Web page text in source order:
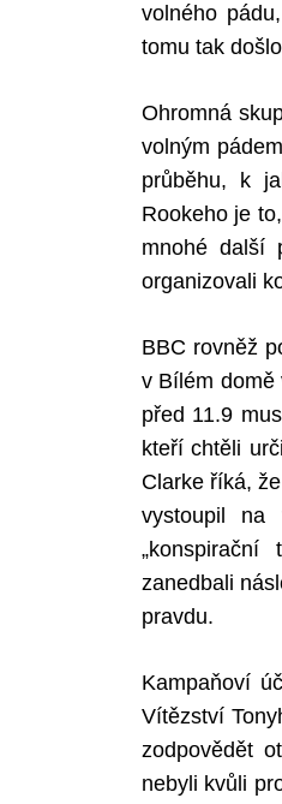
volného
tomu tak
Ohromná
volným
průběhu, k
Rookeho je
mnohé další
organizovali
BBC rovněž
v Bílém domě
před 11.9
kteří chtěli
Clarke říká,
vystoupil na
zanedbali
pravdu.
Kampaňoví
Vítězství
zodpovědět
nebyli kvůli
Search
for: